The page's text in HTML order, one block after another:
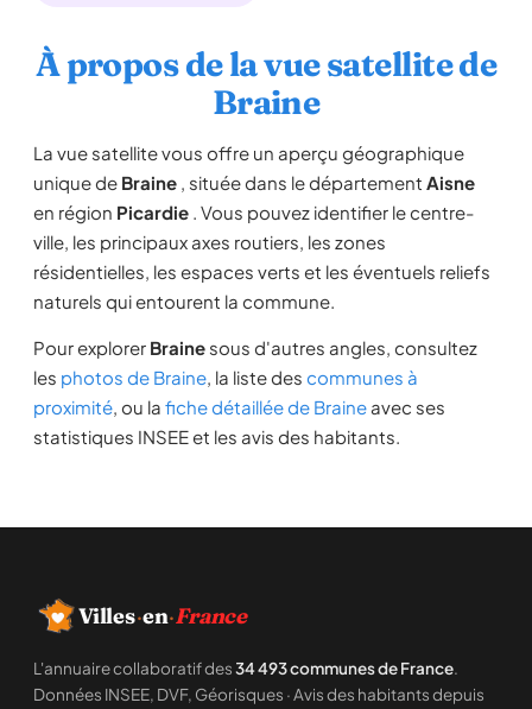
À propos de la vue satellite de
Braine
La vue satellite vous offre un aperçu géographique
unique de Braine , située dans le département Aisne
en région Picardie . Vous pouvez identifier le centre-
ville, les principaux axes routiers, les zones
résidentielles, les espaces verts et les éventuels reliefs
naturels qui entourent la commune.
Pour explorer Braine sous d'autres angles, consultez
les photos de Braine, la liste des communes à
proximité, ou la fiche détaillée de Braine avec ses
statistiques INSEE et les avis des habitants.
Villes·en·France
L'annuaire collaboratif des34 493 communes de France.
Données INSEE, DVF, Géorisques · Avis des habitants depuis